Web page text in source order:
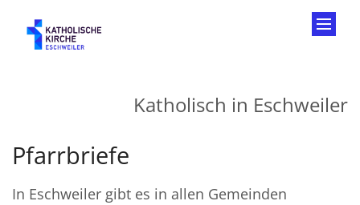
Katholisch in Eschweiler
Pfarrbriefe
In Eschweiler gibt es in allen Gemeinden